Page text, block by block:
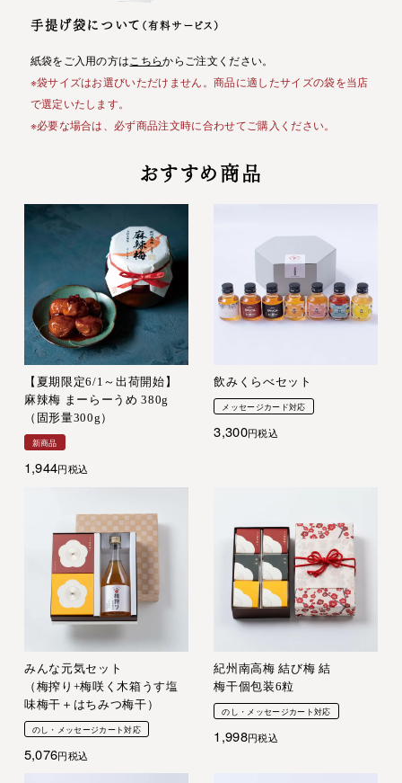
手提げ袋について （有料サービス）
紙袋をご入用の方は こちらからご注文ください。
※袋サイズはお選びいただけません。商品に適したサイズの袋を当店
で選定いたします。
※必要な場合は、必ず商品注文時に合わせてご購入ください。
おすすめ商品
【夏期限定6/1～出荷開始】
麻辣梅 まーらーうめ 380g
（固形量300g）
新商品
1,944 税込
飲みくらべセット
メッセージカード対応
3,300 税込
みんな元気セット
（梅搾り+梅咲く木箱うす塩
味梅干＋はちみつ梅干）
のし・メッセージカート対応
5,076 税込
紀州南高梅 結び梅 結
梅干個包装6粒
のし・メッセージカート対応
1,998 税込